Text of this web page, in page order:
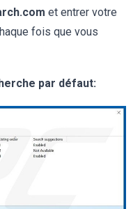
et entrer votre
fois que vous
par défaut: